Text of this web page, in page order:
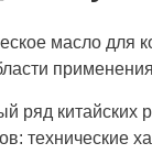
масло для
применения
ряд китайских
технические